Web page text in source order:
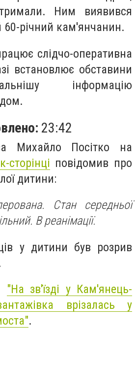
Ним виявився
60-річний кам'янчанин.
слідчо-оперативна
встановлює обставини
інформацію
23:42
Михайло Посітко на
сторінці повідомив про
дитини:
Стан середньої
В реанімації.
у дитини був розрив
"На зв'їзді у Кам'янець-
врізалась у
.